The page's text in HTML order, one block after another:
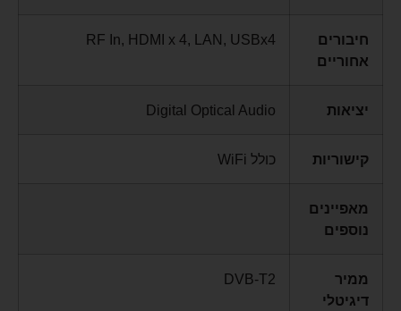
חיבורים
אחוריים
RF In, HDMI x 4, LAN, USBx4
יציאות Digital Optical Audio
קישוריות כולל WiFi
מאפיינים
נוספים
ממיר
דיגיטלי
DVB-T2